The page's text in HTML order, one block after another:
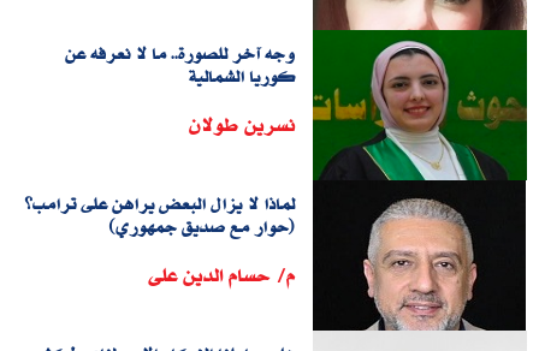
وجه آخر للصورة.. ما لا نعرفه عن
كوريا الشمالية
نسرين طولان
لماذا لا يزال البعض يراهن على ترامب؟
(حوار مع صديق جمهوري)
م/ حسام الدين على